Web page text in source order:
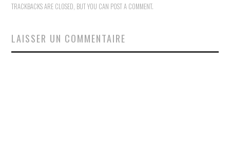
TRACKBACKS ARE CLOSED, BUT YOU CAN POST A COMMENT.
LAISSER UN COMMENTAIRE